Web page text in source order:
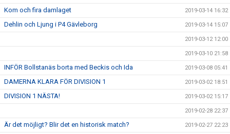
Kom och fira damlaget 2019-03-14 16:32
Dehlin och Ljung i P4 Gävleborg 2019-03-14 15:07
2019-03-12 12:00
2019-03-10 21:58
INFÖR Bollstanäs borta med Beckis och Ida 2019-03-08 05:41
DAMERNA KLARA FÖR DIVISION 1 2019-03-02 18:51
DIVISION 1 NÄSTA! 2019-03-02 15:17
2019-02-28 22:37
Är det möjligt? Blir det en historisk match? 2019-02-27 22:23